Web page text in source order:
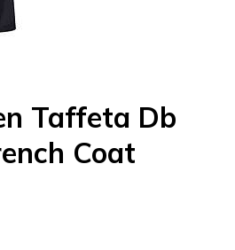
Taffeta Db
Coat